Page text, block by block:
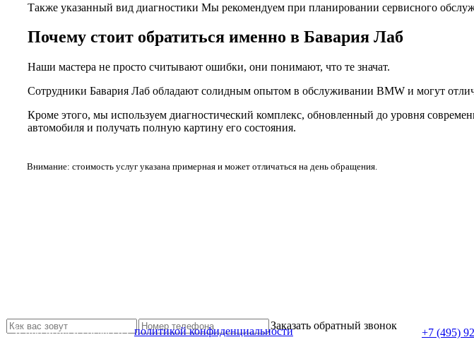
Также указанный вид диагностики Мы рекомендуем при планировании сервисного
Почему стоит обратиться именно в Бавария Лаб
Наши мастера не просто считывают ошибки, они понимают, что те значат.
Сотрудники Бавария Лаб обладают солидным опытом в обслуживании BMW и могут
Кроме этого, мы используем диагностический комплекс, обновленный до уровня
автомобиля и получать полную картину его состояния.
Внимание: стоимость услуг указана примерная и может отличаться на день обращения.
Заказать обратный звонок
Я прочитал и согласен сполитикой конфиденциальности
+7 (495)